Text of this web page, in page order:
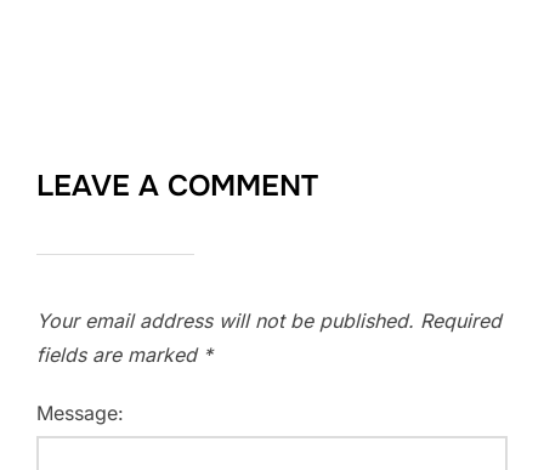
LEAVE A COMMENT
Your email address will not be published. Required
fields are marked *
Message: